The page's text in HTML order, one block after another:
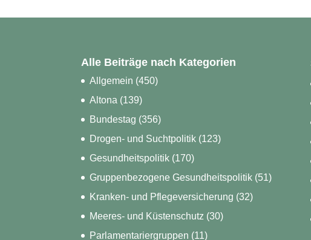
Alle Beiträge nach Kategorien
Allgemein (450)
Altona (139)
Bundestag (356)
Drogen- und Suchtpolitik (123)
Gesundheitspolitik (170)
Gruppenbezogene Gesundheitspolitik (51)
Kranken- und Pflegeversicherung (32)
Meeres- und Küstenschutz (30)
Parlamentariergruppen (11)